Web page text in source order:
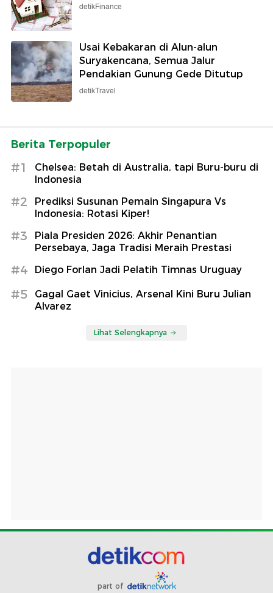
detikFinance
Usai Kebakaran di Alun-alun
Suryakencana, Semua Jalur
Pendakian Gunung Gede Ditutup
detikTravel
Berita Terpopuler
#1
Chelsea: Betah di Australia, tapi Buru-buru di
Indonesia
#2
Prediksi Susunan Pemain Singapura Vs
Indonesia: Rotasi Kiper!
#3
Piala Presiden 2026: Akhir Penantian
Persebaya, Jaga Tradisi Meraih Prestasi
#4 Diego Forlan Jadi Pelatih Timnas Uruguay
#5
Gagal Gaet Vinicius, Arsenal Kini Buru Julian
Alvarez
Lihat Selengkapnya
part of